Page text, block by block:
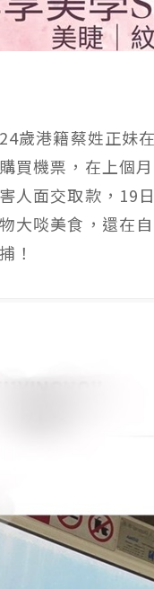
歲港籍蔡姓正妹
買機票，在上個
人面交取款，19
大啖美食，還在
！